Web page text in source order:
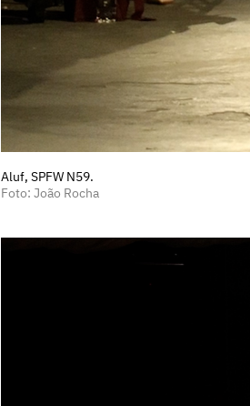
Aluf, SPFW N59.
Foto: João Rocha